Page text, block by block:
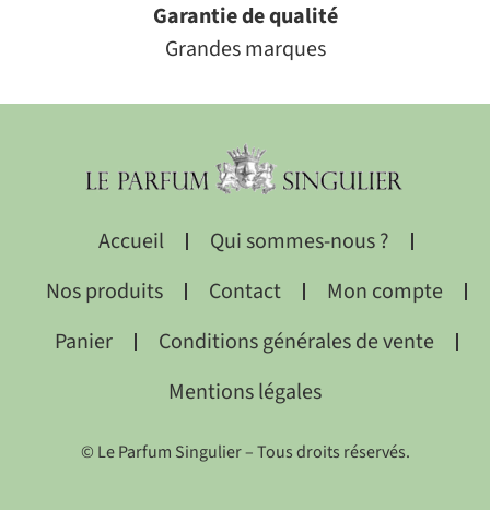
Garantie de qualité
Grandes marques
Accueil
Qui sommes-nous ?
Nos produits
Contact
Mon compte
Panier
Conditions générales de vente
Mentions légales
© Le Parfum Singulier – Tous droits réservés.